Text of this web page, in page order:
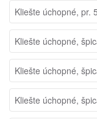
Kliešte úchopné, pr.
Kliešte úchopné,
Kliešte úchopné,
Kliešte úchopné,